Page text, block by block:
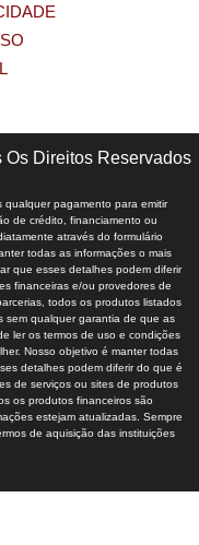
Direitos Reservados
qualquer pagamento para emitir
de crédito, financiamento ou
através do formulário
todas as informações o mais
que esses detalhes podem diferir
financeiras e/ou provedores de
todos os produtos listados
sem qualquer garantia de que as
ler os termos de uso e condições
Nosso objetivo é manter todas
detalhes podem diferir do que é
de serviços ou sites de produtos
os produtos financeiros são
estejam atualizadas. Sempre
de aquisição das instituições